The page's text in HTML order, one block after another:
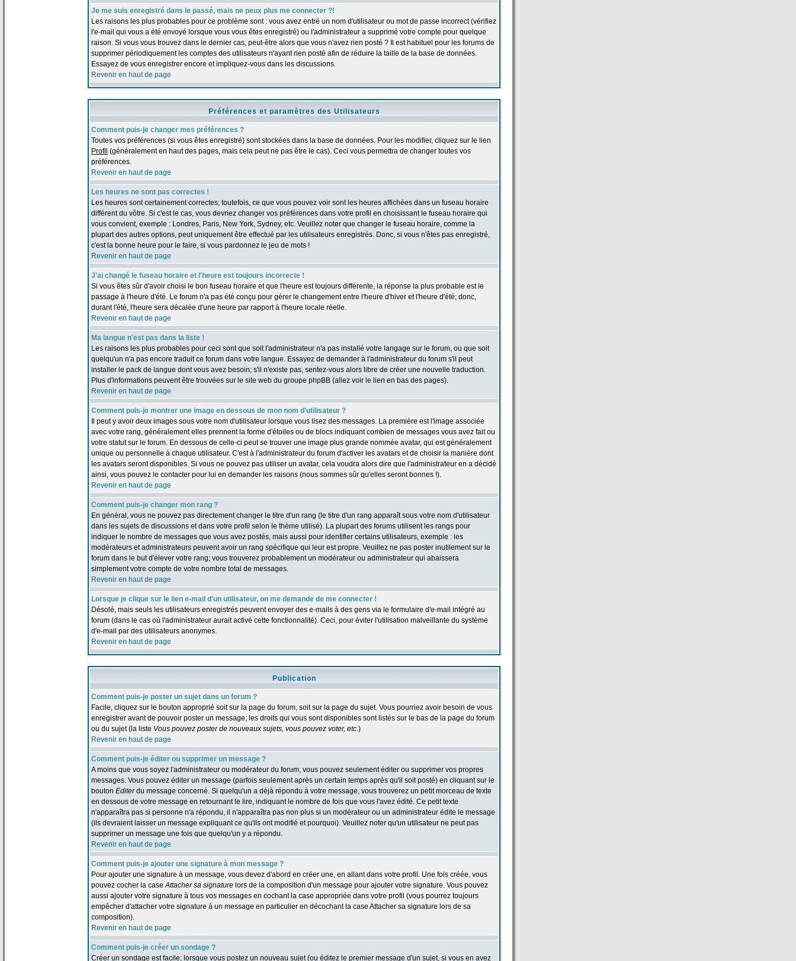
Je me suis enregistré dans le passé, mais ne peux plus me connecter ?!
Les raisons les plus probables pour ce problème sont : vous avez entré un nom d'utilisateur ou mot de passe incorrect (vérifiez
l'e-mail qui vous a été envoyé lorsque vous vous êtes enregistré) ou l'administrateur a supprimé votre compte pour quelque
raison. Si vous vous trouvez dans le dernier cas, peut-être alors que vous n'avez rien posté ? Il est habituel pour les forums de
supprimer périodiquement les comptes des utilisateurs n'ayant rien posté afin de réduire la taille de la base de données.
Essayez de vous enregistrer encore et impliquez-vous dans les discussions.
Revenir en haut de page
Préférences et paramètres des Utilisateurs
Comment puis-je changer mes préférences ?
Toutes vos préférences (si vous êtes enregistré) sont stockées dans la base de données. Pour les modifier, cliquez sur le lien
Profil (généralement en haut des pages, mais cela peut ne pas être le cas). Ceci vous permettra de changer toutes vos
préférences.
Revenir en haut de page
Les heures ne sont pas correctes !
Les heures sont certainement correctes; toutefois, ce que vous pouvez voir sont les heures affichées dans un fuseau horaire
différent du vôtre. Si c'est le cas, vous devriez changer vos préférences dans votre profil en choisissant le fuseau horaire qui
vous convient, exemple : Londres, Paris, New York, Sydney, etc. Veuillez noter que changer le fuseau horaire, comme la
plupart des autres options, peut uniquement être effectué par les utilisateurs enregistrés. Donc, si vous n'êtes pas enregistré,
c'est la bonne heure pour le faire, si vous pardonnez le jeu de mots !
Revenir en haut de page
J'ai changé le fuseau horaire et l'heure est toujours incorrecte !
Si vous êtes sûr d'avoir choisi le bon fuseau horaire et que l'heure est toujours différente, la réponse la plus probable est le
passage à l'heure d'été. Le forum n'a pas été conçu pour gérer le changement entre l'heure d'hiver et l'heure d'été; donc,
durant l'été, l'heure sera décalée d'une heure par rapport à l'heure locale réelle.
Revenir en haut de page
Ma langue n'est pas dans la liste !
Les raisons les plus probables pour ceci sont que soit l'administrateur n'a pas installé votre langage sur le forum, ou que soit
quelqu'un n'a pas encore traduit ce forum dans votre langue. Essayez de demander à l'administrateur du forum s'il peut
installer le pack de langue dont vous avez besoin; s'il n'existe pas, sentez-vous alors libre de créer une nouvelle traduction.
Plus d'informations peuvent être trouvées sur le site web du groupe phpBB (allez voir le lien en bas des pages).
Revenir en haut de page
Comment puis-je montrer une image en dessous de mon nom d'utilisateur ?
Il peut y avoir deux images sous votre nom d'utilisateur lorsque vous lisez des messages. La première est l'image associée
avec votre rang, généralement elles prennent la forme d'étoiles ou de blocs indiquant combien de messages vous avez fait ou
votre statut sur le forum. En dessous de celle-ci peut se trouver une image plus grande nommée avatar, qui est généralement
unique ou personnelle à chaque utilisateur. C'est à l'administrateur du forum d'activer les avatars et de choisir la manière dont
les avatars seront disponibles. Si vous ne pouvez pas utiliser un avatar, cela voudra alors dire que l'administrateur en a décidé
ainsi, vous pouvez le contacter pour lui en demander les raisons (nous sommes sûr qu'elles seront bonnes !).
Revenir en haut de page
Comment puis-je changer mon rang ?
En général, vous ne pouvez pas directement changer le titre d'un rang (le titre d'un rang apparaît sous votre nom d'utilisateur
dans les sujets de discussions et dans votre profil selon le thème utilisé). La plupart des forums utilisent les rangs pour
indiquer le nombre de messages que vous avez postés, mais aussi pour identifier certains utilisateurs, exemple : les
modérateurs et administrateurs peuvent avoir un rang spécifique qui leur est propre. Veuillez ne pas poster inutilement sur le
forum dans le but d'élever votre rang; vous trouverez probablement un modérateur ou administrateur qui abaissera
simplement votre compte de votre nombre total de messages.
Revenir en haut de page
Lorsque je clique sur le lien e-mail d'un utilisateur, on me demande de me connecter !
Désolé, mais seuls les utilisateurs enregistrés peuvent envoyer des e-mails à des gens via le formulaire d'e-mail intégré au
forum (dans le cas où l'administrateur aurait activé cette fonctionnalité). Ceci, pour éviter l'utilisation malveillante du système
d'e-mail par des utilisateurs anonymes.
Revenir en haut de page
Publication
Comment puis-je poster un sujet dans un forum ?
Facile, cliquez sur le bouton approprié soit sur la page du forum, soit sur la page du sujet. Vous pourriez avoir besoin de vous
enregistrer avant de pouvoir poster un message; les droits qui vous sont disponibles sont listés sur le bas de la page du forum
ou du sujet (la liste Vous pouvez poster de nouveaux sujets, vous pouvez voter, etc.)
Revenir en haut de page
Comment puis-je éditer ou supprimer un message ?
A moins que vous soyez l'administrateur ou modérateur du forum, vous pouvez seulement éditer ou supprimer vos propres
messages. Vous pouvez éditer un message (parfois seulement après un certain temps après qu'il soit posté) en cliquant sur le
bouton Editerdu message concerné. Si quelqu'un a déjà répondu à votre message, vous trouverez un petit morceau de texte
en dessous de votre message en retournant le lire, indiquant le nombre de fois que vous l'avez édité. Ce petit texte
n'apparaîtra pas si personne n'a répondu, il n'apparaîtra pas non plus si un modérateur ou un administrateur édite le message
(ils devraient laisser un message expliquant ce qu'ils ont modifié et pourquoi). Veuillez noter qu'un utilisateur ne peut pas
supprimer un message une fois que quelqu'un y a répondu.
Revenir en haut de page
Comment puis-je ajouter une signature à mon message ?
Pour ajouter une signature à un message, vous devez d'abord en créer une, en allant dans votre profil. Une fois créée, vous
pouvez cocher la caseAttacher sa signature lors de la composition d'un message pour ajouter votre signature. Vous pouvez
aussi ajouter votre signature à tous vos messages en cochant la case appropriée dans votre profil (vous pourrez toujours
empêcher d'attacher votre signature à un message en particulier en décochant la case Attacher sa signature lors de sa
composition).
Revenir en haut de page
Comment puis-je créer un sondage ?
Créer un sondage est facile; lorsque vous postez un nouveau sujet (ou éditez le premier message d'un sujet, si vous en avez